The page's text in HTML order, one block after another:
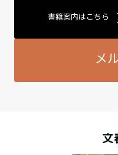
書籍案内はこちら
メ
文